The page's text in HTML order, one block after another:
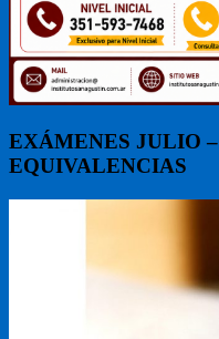
EXÁMENES JULIO
EQUIVALENCIAS